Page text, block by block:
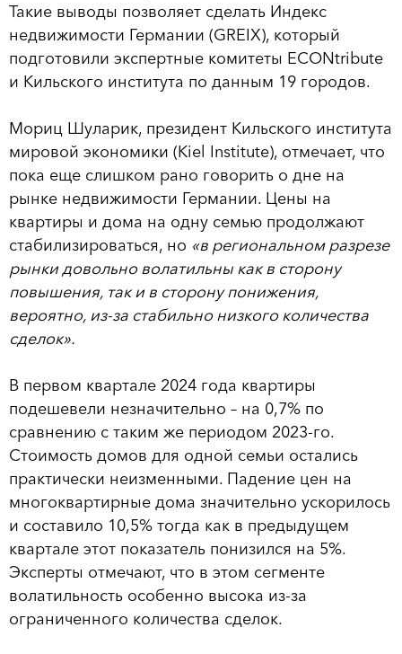
Такие выводы позволяет сделать Индекс
недвижимости Германии (GREIX), который
подготовили экспертные комитеты ECONtribute
и Кильского института по данным 19 городов.
Мориц Шуларик, президент Кильского института
мировой экономики (Kiel Institute), отмечает, что
пока еще слишком рано говорить о дне на
рынке недвижимости Германии. Цены на
квартиры и дома на одну семью продолжают
стабилизироваться, но «в региональном разрезе
рынки довольно волатильны как в сторону
повышения, так и в сторону понижения,
вероятно, из-за стабильно низкого количества
сделок».
В первом квартале 2024 года квартиры
подешевели незначительно – на 0,7% по
сравнению с таким же периодом 2023-го.
Стоимость домов для одной семьи остались
практически неизменными. Падение цен на
многоквартирные дома значительно ускорилось
и составило 10,5% тогда как в предыдущем
квартале этот показатель понизился на 5%.
Эксперты отмечают, что в этом сегменте
волатильность особенно высока из-за
ограниченного количества сделок.